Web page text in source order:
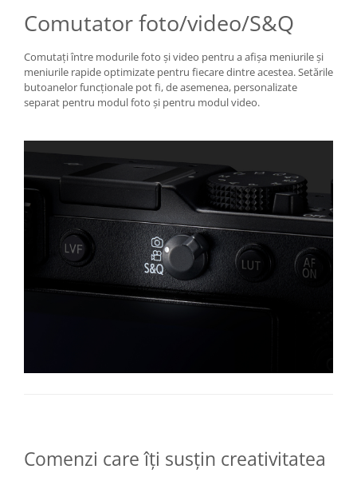
Comutator foto/video/S&Q
Comutați între modurile foto și video pentru a afișa meniurile și
meniurile rapide optimizate pentru fiecare dintre acestea. Setările
butoanelor funcționale pot fi, de asemenea, personalizate
separat pentru modul foto și pentru modul video.
Comenzi care îți susțin creativitatea